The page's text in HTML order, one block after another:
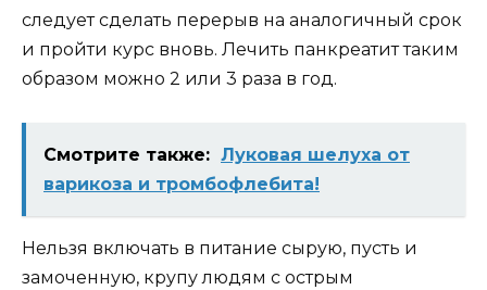
следует сделать перерыв на аналогичный срок
и пройти курс вновь. Лечить панкреатит таким
образом можно 2 или 3 раза в год.
Смотрите также: Луковая шелуха от
варикоза и тромбофлебита!
Нельзя включать в питание сырую, пусть и
замоченную, крупу людям с острым